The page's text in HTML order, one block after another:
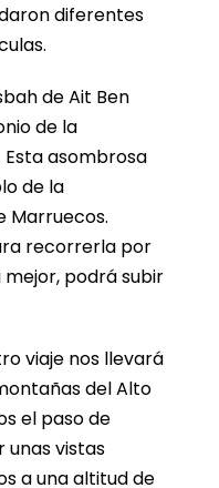
diferentes
de Ait Ben
de la
Esta asombrosa
de la
Marruecos.
recorrerla por
mejor, podrá subir
viaje nos llevará
del Alto
el paso de
unas vistas
a una altitud de